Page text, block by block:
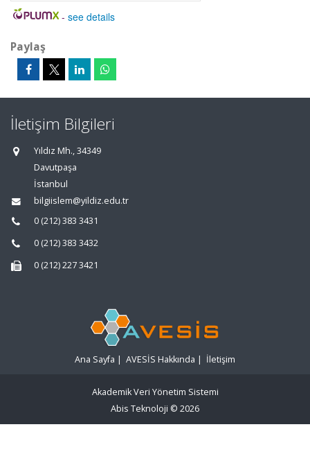
- see details
Paylaş
İletişim Bilgileri
Yıldız Mh., 34349
Davutpaşa
İstanbul
bilgiislem@yildiz.edu.tr
0 (212) 383 3431
0 (212) 383 3432
0 (212) 227 3421
Ana Sayfa | AVESİS Hakkında | İletişim
Akademik Veri Yönetim Sistemi
Abis Teknoloji © 2026